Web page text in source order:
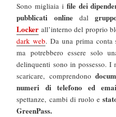
Sono migliaia i file dei
pubblicati onlinedal
Locker all’interno del proprio
dark web. Da una prima conta
ma potrebbero essere solo
delinquenti sono in possesso. I
scaricare, comprendono
numeri di telefono ed
spettanze, cambi di ruolo e
GreenPass.